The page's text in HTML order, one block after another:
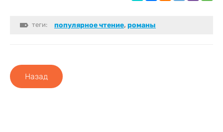
теги: популярное чтение, романы
Назад